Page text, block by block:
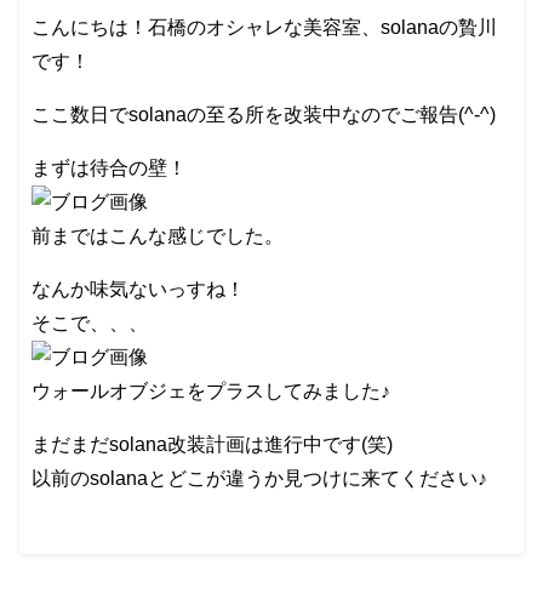
こんにちは！石橋のオシャレな美容室、solanaの贄川
です！
ここ数日でsolanaの至る所を改装中なのでご報告(^-^)
まずは待合の壁！
前まではこんな感じでした。
なんか味気ないっすね！
そこで、、、
ウォールオブジェをプラスしてみました♪
まだまだsolana改装計画は進行中です(笑)
以前のsolanaとどこが違うか見つけに来てください♪